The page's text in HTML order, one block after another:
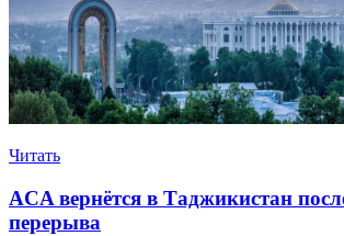
Читать
ACA вернётся в Таджикистан
перерыва